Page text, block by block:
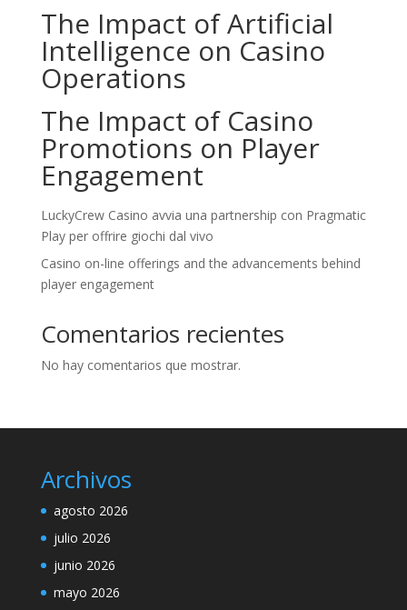
The Impact of Artificial
Intelligence on Casino
Operations
The Impact of Casino
Promotions on Player
Engagement
LuckyCrew Casino avvia una partnership con Pragmatic
Play per offrire giochi dal vivo
Casino on-line offerings and the advancements behind
player engagement
Comentarios recientes
No hay comentarios que mostrar.
Archivos
agosto 2026
julio 2026
junio 2026
mayo 2026